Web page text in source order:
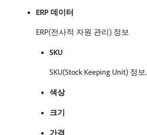
ERP 데이터
ERP(전사적 자원 관리) 정보
SKU
SKU(Stock Keeping Unit) 정보.
색상
크기
가격